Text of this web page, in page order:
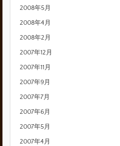
2008年5月
2008年4月
2008年2月
2007年12月
2007年11月
2007年9月
2007年7月
2007年6月
2007年5月
2007年4月